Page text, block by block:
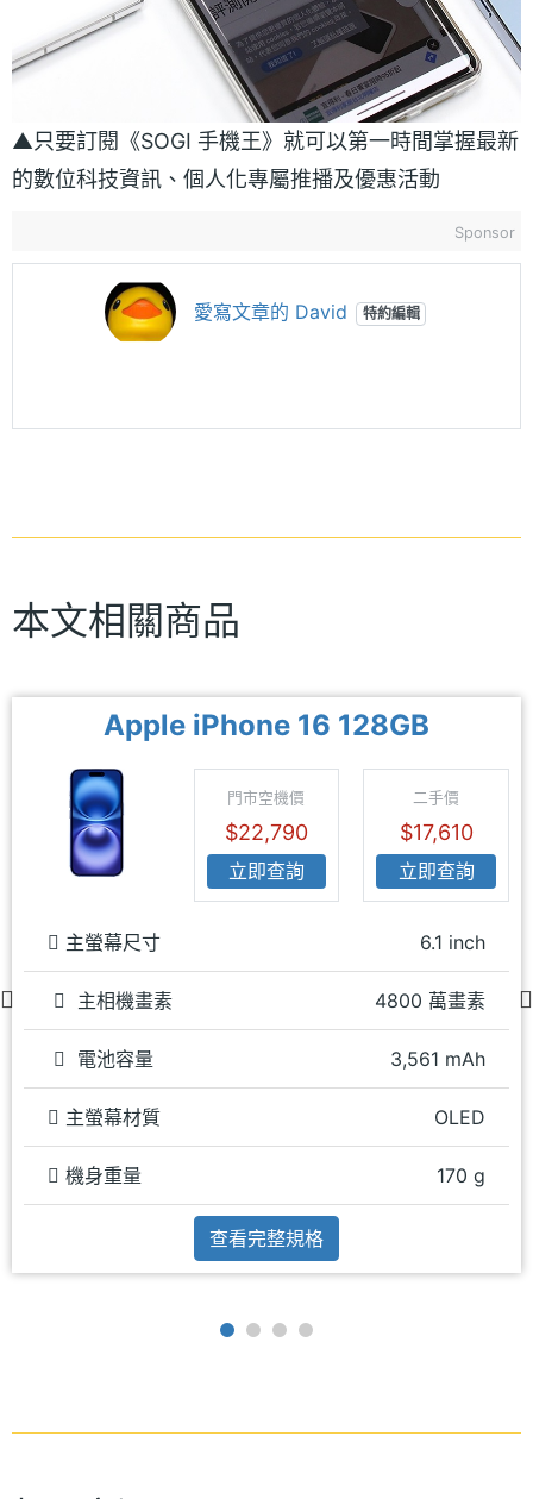
▲只要訂閱《SOGI 手機王》就可以第一時間掌握最新
的數位科技資訊、個人化專屬推播及優惠活動
Sponsor
愛寫文章的 David 特約編輯
本文相關商品
Apple iPhone 16 128GB
門市空機價
$22,790
立即查詢
二手價
$17,610
立即查詢
主螢幕尺寸 6.1 inch
主相機畫素 4800 萬畫素
電池容量 3,561 mAh
主螢幕材質 OLED
機身重量 170 g
查看完整規格